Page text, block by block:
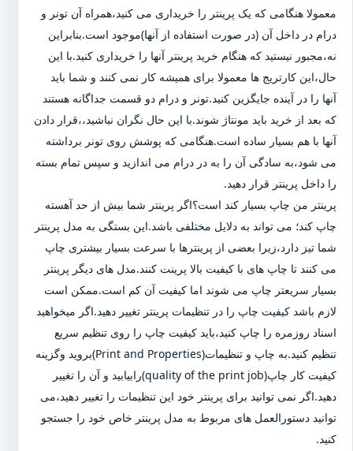
معمولا هنگامی که یک پرینتر را خریداری می کنید،همراه آن تونر و
درام در داخل آن (در صورت استفاده از آنها)موجود است.بنابراین
نه،مجبور نیستید که هنگام خرید پرینتر آنها را خریداری کنید.با این
حال،این کارتریج ها معمولا برای همیشه کار نمی کنند و شما باید
آنها را در آینده جایگزین کنید.تونر و درام دو قسمت جداگانه هستند
که بعد از خرید باید مونتاژ شوند.با این حال نگران نباشید،،قرار دادن
آنها با هم بسیار ساده است.هنگامی که پوشش روی تونر برداشته
می شود،به سادگی آن را به در درام می اندازید و سپس تمام بسته
را داخل پرینتر قرار دهید.
پرینتر من چاپ بسیار کند است؟اگر پرینتر شما بیش از حد آهسته
چاپ کند؛ می تواند به دلایل مختلفی باشد.این بستگی به مدل پرینتر
شما تیز دارد،زیرا بعضی از پرینترها با سرعت بسیار بیشتری چاپ
می کنند تا چاپ های با کیفیت بالا پرینت کنند.مدل های دیگر پرینتر
بسیار سریعتر چاپ می شوند اما کیفیت آن کم است.ممکن است
لازم باشد کیفیت چاپ را در تنظیمات پرینتر تغییر دهید.اگر میخواهید
اسناد روزمره را چاپ کنید،باید کیفیت چاپ را روی تنظیم سریع
تنظیم کنید.به چاپ و تنظیمات(Print and Properties)بروید وگزینه
کیفیت کار چاپ(quality of the print job)رابیابید و آن را تغییر
دهید.اگر نمی توانید برای پرینتر خود این تنظیمات را تغییر دهید،می
توانید دستورالعمل های مربوط به مدل پرینتر خاص خود را جستجو
کنید.